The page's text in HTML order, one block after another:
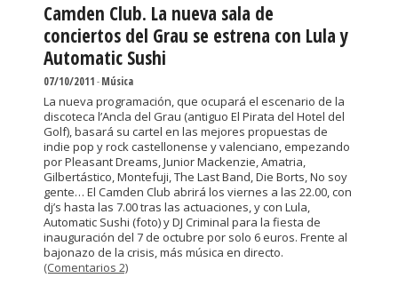
Camden Club. La nueva sala de
conciertos del Grau se estrena con Lula y
Automatic Sushi
07/10/2011-Música
La nueva programación, que ocupará el escenario de la
discoteca l’Ancla del Grau (antiguo El Pirata del Hotel del
Golf), basará su cartel en las mejores propuestas de
indie pop y rock castellonense y valenciano, empezando
por Pleasant Dreams, Junior Mackenzie, Amatria,
Gilbertástico, Montefuji, The Last Band, Die Borts, No soy
gente… El Camden Club abrirá los viernes a las 22.00, con
dj’s hasta las 7.00 tras las actuaciones, y con Lula,
Automatic Sushi (foto) y DJ Criminal para la fiesta de
inauguración del 7 de octubre por solo 6 euros. Frente al
bajonazo de la crisis, más música en directo.
(Comentarios 2)